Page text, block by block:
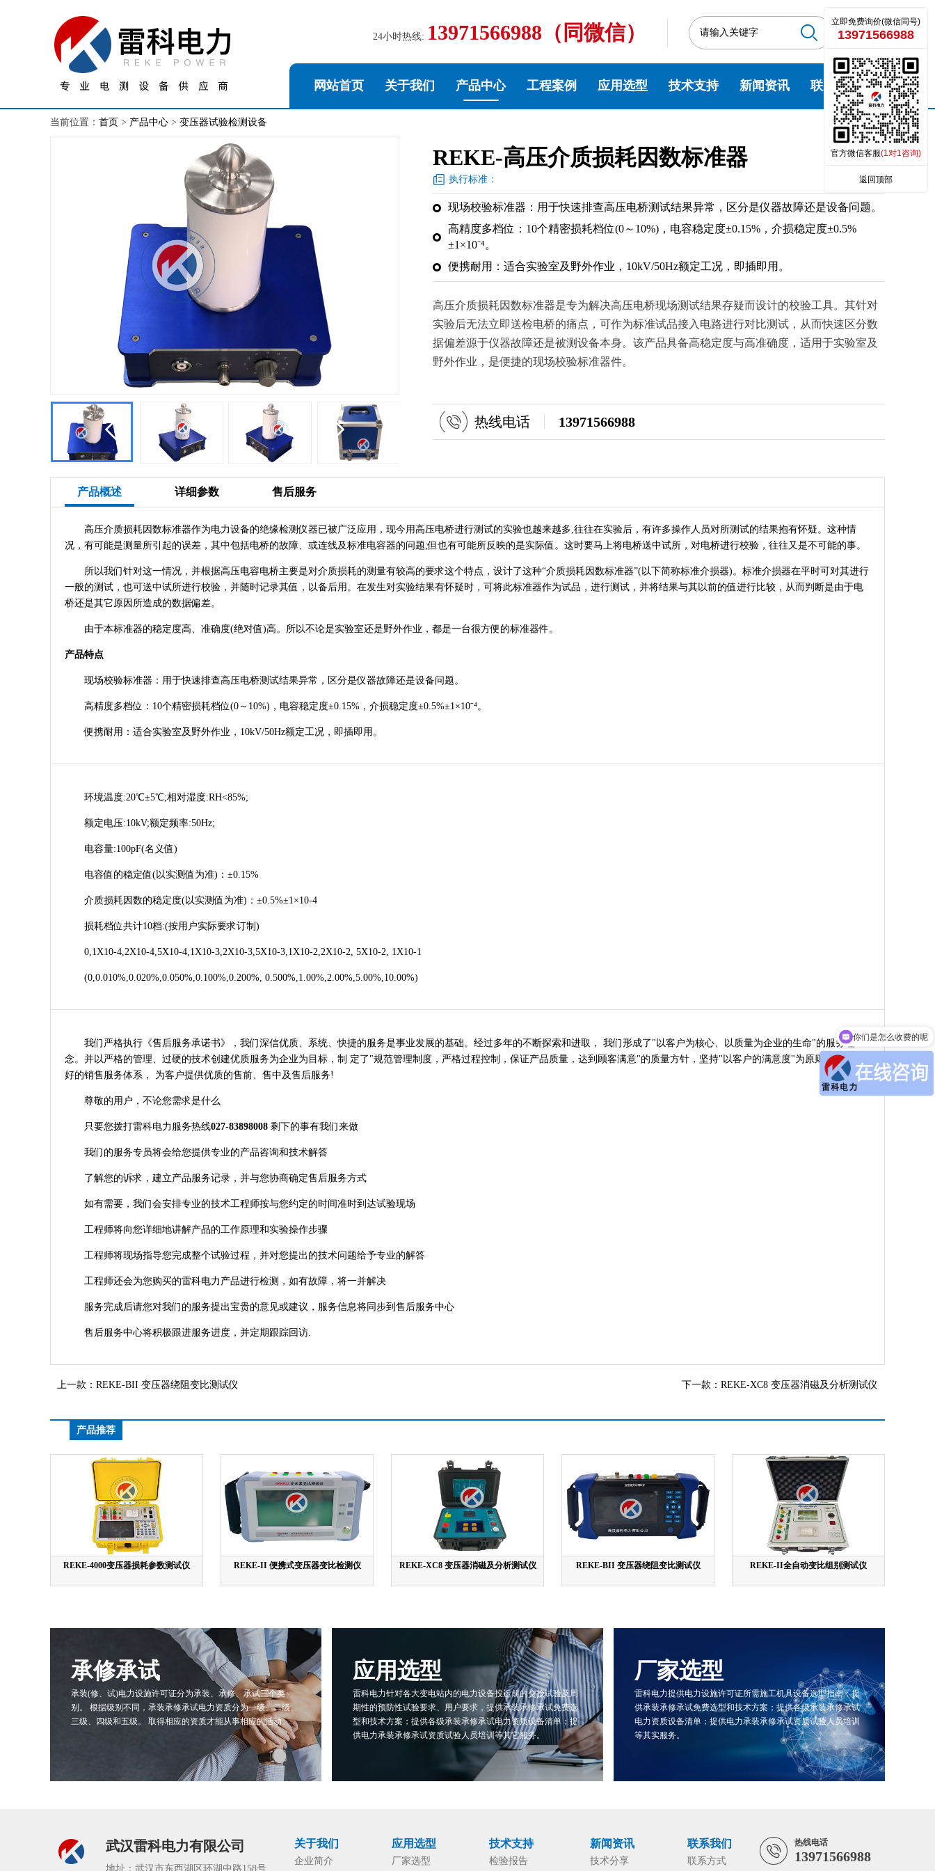
24小时热线: 13971566988（同微信）
网站首页 关于我们 产品中心 工程案例 应用选型 技术支持 新闻资讯 联系我们
当前位置： 首页 > 产品中心 > 变压器试验检测设备
REKE-高压介质损耗因数标准器
执行标准：
现场校验标准器：用于快速排查高压电桥测试结果异常，区分是仪器故障还是设备问题。
高精度多档位：10个精密损耗档位(0～10%)，电容稳定度±0.15%，介损稳定度±0.5%
±1×10⁻⁴。
便携耐用：适合实验室及野外作业，10kV/50Hz额定工况，即插即用。
高压介质损耗因数标准器是专为解决高压电桥现场测试结果存疑而设计的校验工具。其针对
实验后无法立即送检电桥的痛点，可作为标准试品接入电路进行对比测试，从而快速区分数
据偏差源于仪器故障还是被测设备本身。该产品具备高稳定度与高准确度，适用于实验室及
野外作业，是便捷的现场校验标准器件。
热线电话 13971566988
产品概述 详细参数 售后服务
高压介质损耗因数标准器作为电力设备的绝缘检测仪器已被广泛应用，现今用高压电桥进行测试的实验也越来越多,往往在实验后，有许多操作人员对所测试的结果抱有怀疑。这种情
况，有可能是测量所引起的误差，其中包括电桥的故障、或连线及标准电容器的问题;但也有可能所反映的是实际值。这时要马上将电桥送中试所，对电桥进行校验，往往又是不可能的事。
所以我们针对这一情况，并根据高压电容电桥主要是对介质损耗的测量有较高的要求这个特点，设计了这种“介质损耗因数标准器”(以下简称标准介损器)。标准介损器在平时可对其进行
一般的测试，也可送中试所进行校验，并随时记录其值，以备后用。在发生对实验结果有怀疑时，可将此标准器作为试品，进行测试，并将结果与其以前的值进行比较，从而判断是由于电
桥还是其它原因所造成的数据偏差。
由于本标准器的稳定度高、准确度(绝对值)高。所以不论是实验室还是野外作业，都是一台很方便的标准器件。
产品特点
现场校验标准器：用于快速排查高压电桥测试结果异常，区分是仪器故障还是设备问题。
高精度多档位：10个精密损耗档位(0～10%)，电容稳定度±0.15%，介损稳定度±0.5%±1×10⁻⁴。
便携耐用：适合实验室及野外作业，10kV/50Hz额定工况，即插即用。
环境温度:20℃±5℃;相对湿度:RH<85%;
额定电压:10kV;额定频率:50Hz;
电容量:100pF(名义值)
电容值的稳定值(以实测值为准)：±0.15%
介质损耗因数的稳定度(以实测值为准)：±0.5%±1×10-4
损耗档位共计10档:(按用户实际要求订制)
0,1X10-4,2X10-4,5X10-4,1X10-3,2X10-3,5X10-3,1X10-2,2X10-2, 5X10-2, 1X10-1
(0,0.010%,0.020%,0.050%,0.100%,0.200%, 0.500%,1.00%,2.00%,5.00%,10.00%)
我们严格执行《售后服务承诺书》，我们深信优质、系统、快捷的服务是事业发展的基础。经过多年的不断探索和进取， 我们形成了"以客户为核心、以质量为企业的生命"的服务理
念。并以严格的管理、过硬的技术创建优质服务为企业为目标，制 定了"规范管理制度，严格过程控制，保证产品质量，达到顾客满意"的质量方针，坚持"以客户的满意度"为原则，构建良
好的销售服务体系， 为客户提供优质的售前、售中及售后服务!
尊敬的用户，不论您需求是什么
只要您拨打雷科电力服务热线027-83898008 剩下的事有我们来做
我们的服务专员将会给您提供专业的产品咨询和技术解答
了解您的诉求，建立产品服务记录，并与您协商确定售后服务方式
如有需要，我们会安排专业的技术工程师按与您约定的时间准时到达试验现场
工程师将向您详细地讲解产品的工作原理和实验操作步骤
工程师将现场指导您完成整个试验过程，并对您提出的技术问题给予专业的解答
工程师还会为您购买的雷科电力产品进行检测，如有故障，将一并解决
服务完成后请您对我们的服务提出宝贵的意见或建议，服务信息将同步到售后服务中心
售后服务中心将积极跟进服务进度，并定期跟踪回访.
上一款： REKE-BII 变压器绕阻变比测试仪 下一款： REKE-XC8 变压器消磁及分析测试仪
产品推荐
REKE-4000变压器损耗参数测试仪 REKE-II 便携式变压器变比检测仪 REKE-XC8 变压器消磁及分析测试仪 REKE-BII 变压器绕阻变比测试仪 REKE-II全自动变比组别测试仪
承修承试
承装(修、试)电力设施许可证分为承装、承修、承试三个类
别。 根据级别不同，承装承修承试电力资质分为一级、二级、
三级、四级和五级。 取得相应的资质才能从事相应的活动。
应用选型
雷科电力针对各大变电站内的电力设备投运前的交接试验及周
期性的预防性试验要求、用户要求，提供承装承修承试免费选
型和技术方案；提供各级承装承修承试电力资质设备清单；提
供电力承装承修承试资质试验人员培训等其它服务。
厂家选型
雷科电力提供电力设施许可证所需施工机具设备选型指南；提
供承装承修承试免费选型和技术方案；提供各级承装承修承试
电力资质设备清单；提供电力承装承修承试资质试验人员培训
等其实服务。
武汉雷科电力有限公司
地址：武汉市东西湖区环湖中路158号
关于我们
企业简介
应用选型
厂家选型
技术支持
检验报告
新闻资讯
技术分享
联系我们
联系方式
热线电话
13971566988
立即免费询价(微信同号)
13971566988
官方微信客服(1对1咨询)
返回顶部
你们是怎么收费的呢